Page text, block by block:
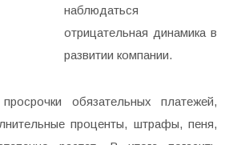
наблюдаться
отрицательная динамика в
развитии компании.
обязательных платежей,
проценты, штрафы, пеня,